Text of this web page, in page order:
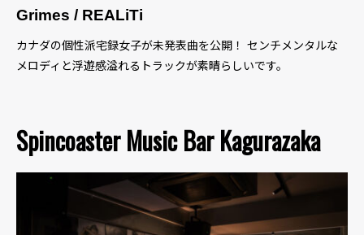
Grimes / REALiTi
カナダの個性派宅録女子が未発表曲を公開！ センチメンタルな
メロディと浮遊感溢れるトラックが素晴らしいです。
Spincoaster Music Bar Kagurazaka